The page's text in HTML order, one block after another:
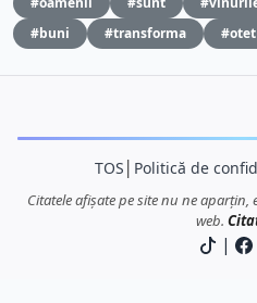
#buni
#transforma #otet
TOS Politică de
Citatele afișate pe site nu ne
web.
|